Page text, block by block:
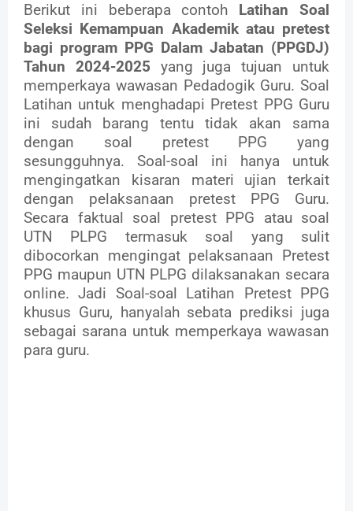
Berikut ini beberapa contoh
Latihan Soal
Seleksi Kemampuan Akademik atau pretest
bagi program PPG Dalam Jabatan (PPGDJ)
Tahun 2024-2025
yang juga tujuan untuk
memperkaya wawasan Pedadogik Guru. Soal
Latihan untuk menghadapi Pretest PPG Guru
ini sudah barang tentu tidak akan sama
dengan soal pretest PPG yang
sesungguhnya. Soal-soal ini hanya untuk
mengingatkan kisaran materi ujian terkait
dengan pelaksanaan pretest PPG Guru.
Secara faktual soal pretest PPG atau soal
UTN PLPG termasuk soal yang sulit
dibocorkan mengingat pelaksanaan Pretest
PPG maupun UTN PLPG dilaksanakan secara
online. Jadi Soal-soal Latihan Pretest PPG
khusus Guru, hanyalah sebata prediksi juga
sebagai sarana untuk memperkaya wawasan
para guru.